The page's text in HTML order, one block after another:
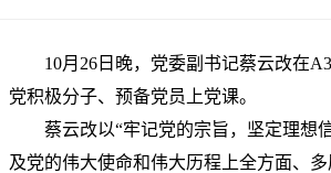
10月26日晚，党委副书记蔡云改在
党积极分子、预备党员上党课。
蔡云改以“牢记党的宗旨，坚定理想
及党的伟大使命和伟大历程上全方面、